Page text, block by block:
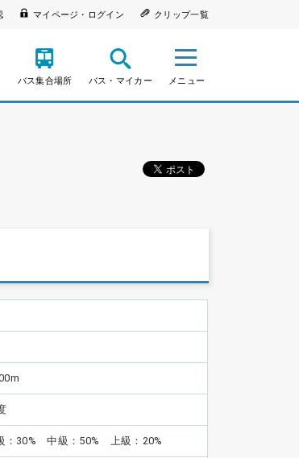
マイページ・ログイン クリップ一覧
バス集合場所 バス・マイカー メニュー
：30% 中級：50% 上級：20%